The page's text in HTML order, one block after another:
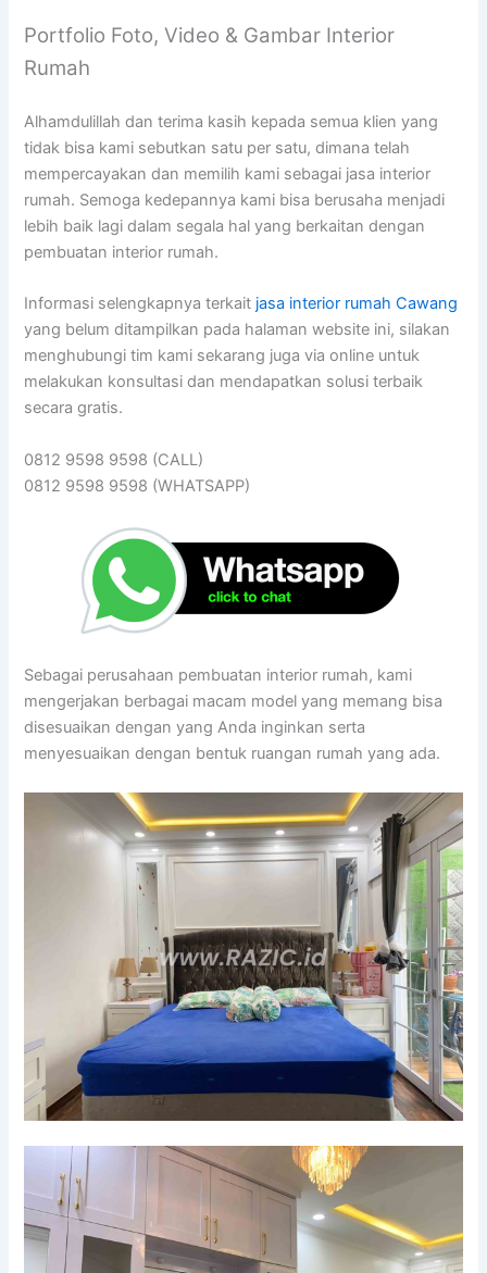
Portfolio Foto, Video & Gambar Interior
Rumah
Alhamdulillah dan terima kasih kepada semua klien yang
tidak bisa kami sebutkan satu per satu, dimana telah
mempercayakan dan memilih kami sebagai jasa interior
rumah. Semoga kedepannya kami bisa berusaha menjadi
lebih baik lagi dalam segala hal yang berkaitan dengan
pembuatan interior rumah.
Informasi selengkapnya terkait jasa interior rumah Cawang
yang belum ditampilkan pada halaman website ini, silakan
menghubungi tim kami sekarang juga via online untuk
melakukan konsultasi dan mendapatkan solusi terbaik
secara gratis.
0812 9598 9598 (CALL)
0812 9598 9598 (WHATSAPP)
Sebagai perusahaan pembuatan interior rumah, kami
mengerjakan berbagai macam model yang memang bisa
disesuaikan dengan yang Anda inginkan serta
menyesuaikan dengan bentuk ruangan rumah yang ada.